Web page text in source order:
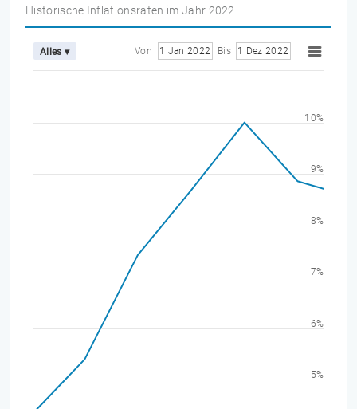
Historische Inflationsraten im Jahr 2022
Alles ▾ Von 1 Jan 2022 Bis 1 Dez 2022
5%
6%
7%
8%
9%
10%